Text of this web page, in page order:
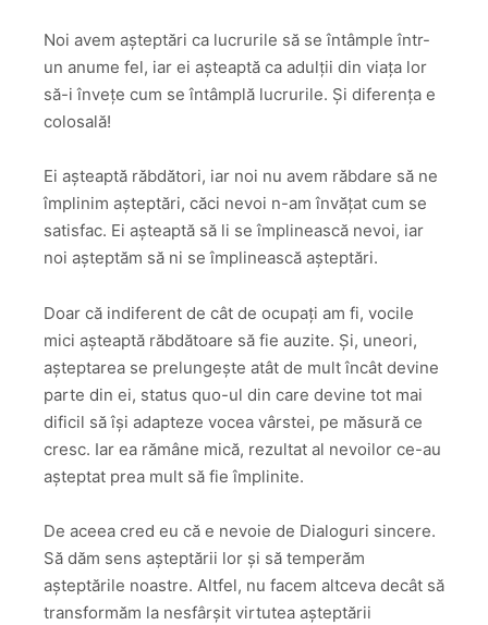
Noi avem așteptări ca lucrurile să se întâmple într-
un anume fel, iar ei așteaptă ca adulții din viața lor
să-i învețe cum se întâmplă lucrurile. Și diferența e
colosală!
Ei așteaptă răbdători, iar noi nu avem răbdare să ne
împlinim așteptări, căci nevoi n-am învățat cum se
satisfac. Ei așteaptă să li se împlinească nevoi, iar
noi așteptăm să ni se împlinească așteptări.
Doar că indiferent de cât de ocupați am fi, vocile
mici așteaptă răbdătoare să fie auzite. Și, uneori,
așteptarea se prelungește atât de mult încât devine
parte din ei, status quo-ul din care devine tot mai
dificil să își adapteze vocea vârstei, pe măsură ce
cresc. Iar ea rămâne mică, rezultat al nevoilor ce-au
așteptat prea mult să fie împlinite.
De aceea cred eu că e nevoie de Dialoguri sincere.
Să dăm sens așteptării lor și să temperăm
așteptările noastre. Altfel, nu facem altceva decât să
transformăm la nesfârșit virtutea așteptării